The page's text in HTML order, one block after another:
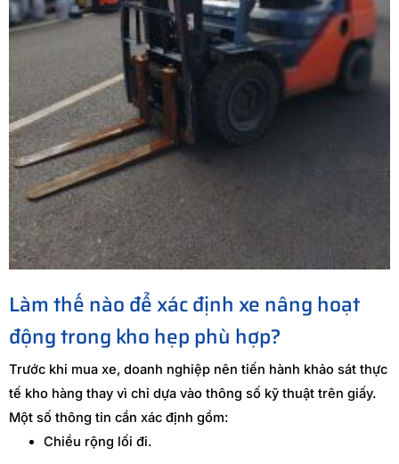
Làm thế nào để xác định xe nâng hoạt
động trong kho hẹp phù hợp?
Trước khi mua xe, doanh nghiệp nên tiến hành khảo sát thực
tế kho hàng thay vì chỉ dựa vào thông số kỹ thuật trên giấy.
Một số thông tin cần xác định gồm:
Chiều rộng lối đi.